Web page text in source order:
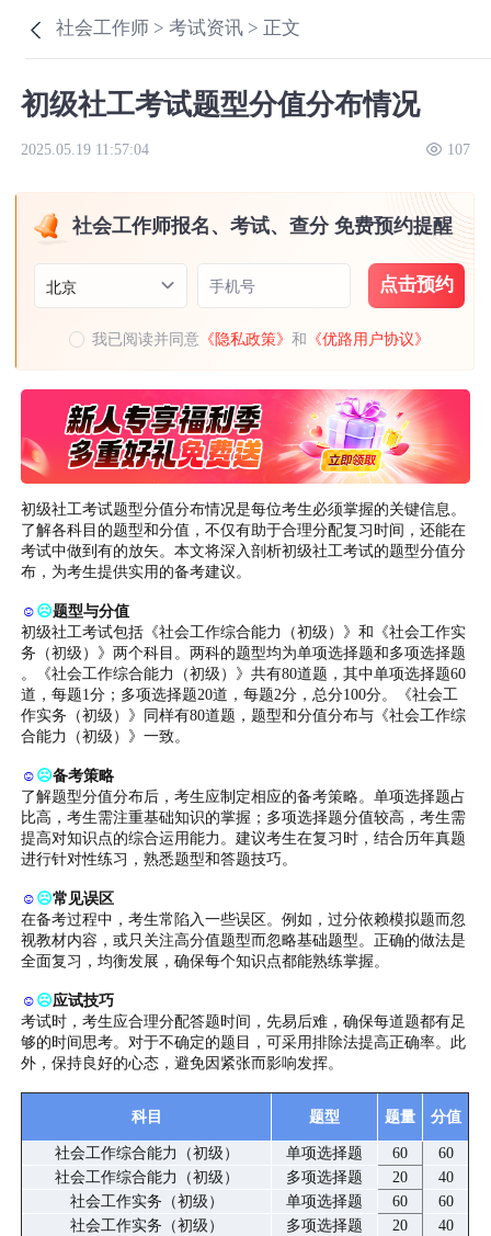
社会工作师 >考试资讯 > 正文
初级社工考试题型分值分布情况
2025.05.19 11:57:04 107
社会工作师报名、考试、查分 免费预约提醒
北京 手机号 点击预约
我已阅读并同意 《隐私政策》和 《优路用户协议》
初级社工考试题型分值分布情况是每位考生必须掌握的关键信息。
了解各科目的题型和分值，不仅有助于合理分配复习时间，还能在
考试中做到有的放矢。本文将深入剖析初级社工考试的题型分值分
布，为考生提供实用的备考建议。
☺☹题型与分值
初级社工考试包括《社会工作综合能力（初级）》和《社会工作实
务（初级）》两个科目。两科的题型均为单项选择题和多项选择题
。《社会工作综合能力（初级）》共有80道题，其中单项选择题60
道，每题1分；多项选择题20道，每题2分，总分100分。《社会工
作实务（初级）》同样有80道题，题型和分值分布与《社会工作综
合能力（初级）》一致。
☺☹备考策略
了解题型分值分布后，考生应制定相应的备考策略。单项选择题占
比高，考生需注重基础知识的掌握；多项选择题分值较高，考生需
提高对知识点的综合运用能力。建议考生在复习时，结合历年真题
进行针对性练习，熟悉题型和答题技巧。
☺☹常见误区
在备考过程中，考生常陷入一些误区。例如，过分依赖模拟题而忽
视教材内容，或只关注高分值题型而忽略基础题型。正确的做法是
全面复习，均衡发展，确保每个知识点都能熟练掌握。
☺☹应试技巧
考试时，考生应合理分配答题时间，先易后难，确保每道题都有足
够的时间思考。对于不确定的题目，可采用排除法提高正确率。此
外，保持良好的心态，避免因紧张而影响发挥。
科目 题型 题量 分值
社会工作综合能力（初级） 单项选择题 60
60
社会工作综合能力（初级）
多项选择题 20
40
社会工作实务（初级）
单项选择题 60
60
社会工作实务（初级）
多项选择题 20 40